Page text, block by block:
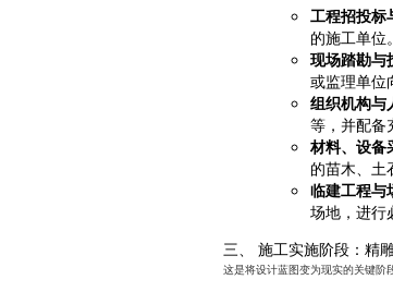
工程招投标
的施工单位。
现场踏勘与
或监理单位
组织机构与
等，并配备
材料、设备
的苗木、土
临建工程与
场地，进行
三、 施工实施阶段：精
这是将设计蓝图变为现实的关键阶